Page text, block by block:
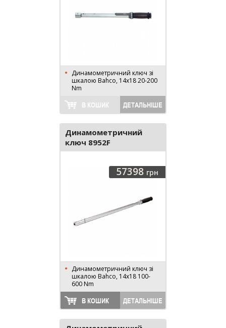
Динамометричний ключ зі
шкалою Bahco, 14х18 20-200
Nm
В КОШИК ДЕТАЛЬНІШЕ
Динамометричний
ключ 8952F
57398 грн
Динамометричний ключ зі
шкалою Bahco, 14х18 100-
600 Nm
В КОШИК ДЕТАЛЬНІШЕ